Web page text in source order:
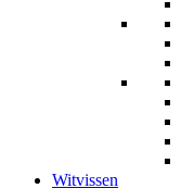
Witvissen